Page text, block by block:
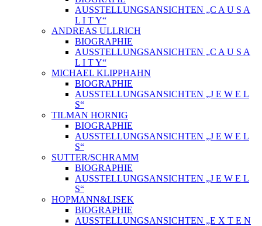
AUSSTELLUNGSANSICHTEN „C A U S A
L I T Y“
ANDREAS ULLRICH
BIOGRAPHIE
AUSSTELLUNGSANSICHTEN „C A U S A
L I T Y“
MICHAEL KLIPPHAHN
BIOGRAPHIE
AUSSTELLUNGSANSICHTEN „J E W E L
S“
TILMAN HORNIG
BIOGRAPHIE
AUSSTELLUNGSANSICHTEN „J E W E L
S“
SUTTER/SCHRAMM
BIOGRAPHIE
AUSSTELLUNGSANSICHTEN „J E W E L
S“
HOPMANN&LISEK
BIOGRAPHIE
AUSSTELLUNGSANSICHTEN „E X T E N